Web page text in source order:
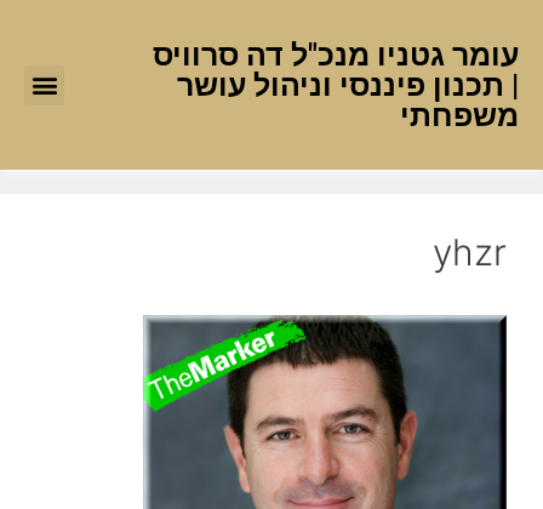
עומר גטניו מנכ"ל דה סרוויס
| תכנון פיננסי וניהול עושר
משפחתי
yhzr